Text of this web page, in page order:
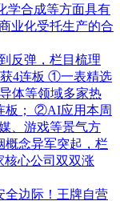
学合成等方面具有
业化受托生产的合
反弹，栏目梳理
4连板 ①一表精选
体等领域多家热
板； ②AI应用本周
、游戏等景气方
概念异军突起，栏
核心公司双双涨
全边际！王牌自营